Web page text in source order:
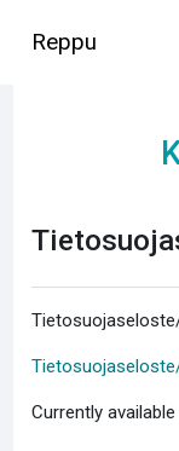
Reppu
Currently